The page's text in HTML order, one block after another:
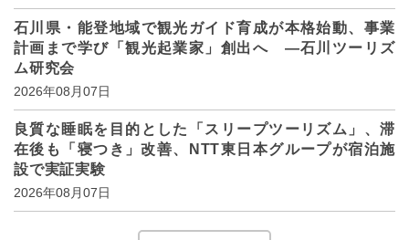
石川県・能登地域で観光ガイド育成が本格始動、事業
計画まで学び「観光起業家」創出へ ―石川ツーリズ
ム研究会
2026年08月07日
良質な睡眠を目的とした「スリープツーリズム」、滞
在後も「寝つき」改善、NTT東日本グループが宿泊施
設で実証実験
2026年08月07日